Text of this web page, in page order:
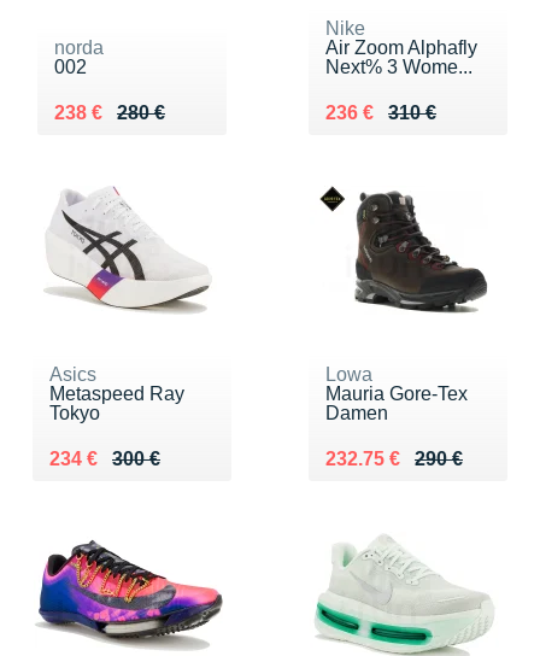
norda
002
280 €
Au lieu de 280 €
238 €
Vendu 238 €
Nike
Air Zoom Alphafly
Next% 3 Wome...
310 €
Au lieu de 310 €
236 €
Vendu 236 €
Asics
Metaspeed Ray
Tokyo
300 €
Au lieu de 300 €
234 €
Vendu 234 €
Lowa
Mauria Gore-Tex
Damen
290 €
Au lieu de 290 €
232.75 €
Vendu 232.75 €